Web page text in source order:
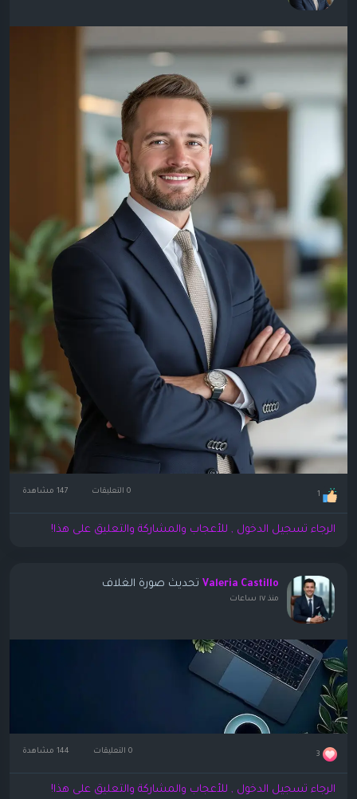
1 0 التعليقات
الرجاء تسجيل الدخول , للأعجاب والمشاركة والتعليق على هذا!
Valeria Castillo تحديث صورة الغلاف
منذ ١٧ ساعات
3 0 التعليقات
الرجاء تسجيل الدخول , للأعجاب والمشاركة والتعليق على هذا!